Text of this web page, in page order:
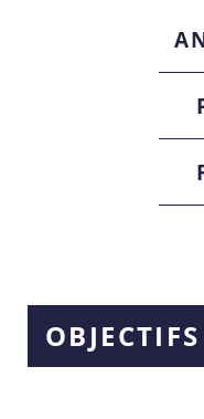
OBJECTIFS